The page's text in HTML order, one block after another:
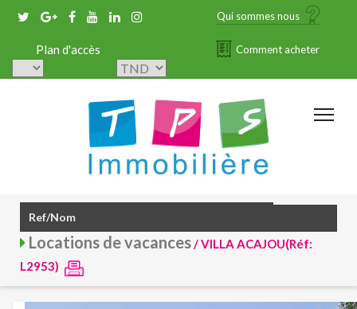
Qui sommes nous
Plan d'accès Comment acheter
Locations de vacances/ VILLA ACAJOU(Réf:
L2953)